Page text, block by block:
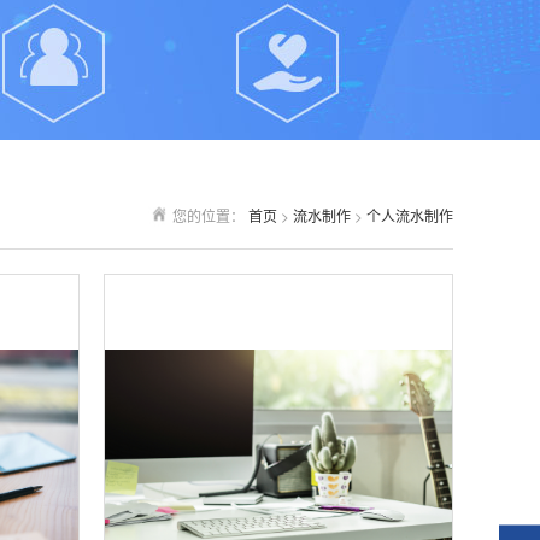
您的位置： 首页 > 流水制作 > 个人流水制作